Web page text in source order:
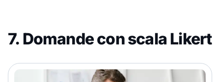
7. Domande con scala Likert